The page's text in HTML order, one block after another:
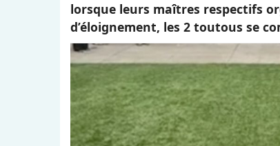
lorsque leurs maîtres respectifs
d’éloignement, les 2 toutous se